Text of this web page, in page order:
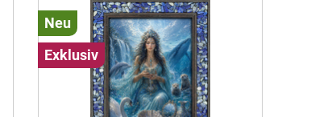
Neu
Exklusiv